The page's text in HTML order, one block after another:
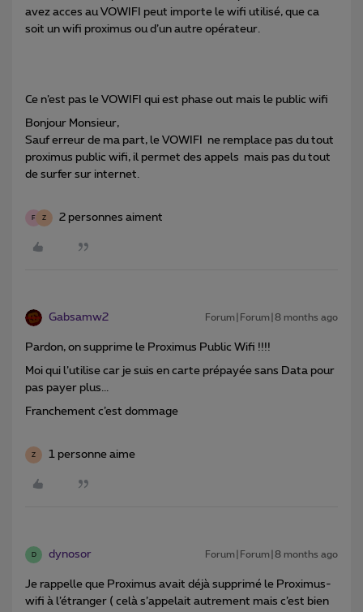
avez acces au VOWIFI peut importe le wifi utilisé, que ca
soit un wifi proximus ou d’un autre opérateur.
Ce n’est pas le VOWIFI qui est phase out mais le public wifi
Bonjour Monsieur,
Sauf erreur de ma part, le VOWIFI ne remplace pas du tout
proximus public wifi, il permet des appels mais pas du tout
de surfer sur internet.
F Z 2 personnes aiment
Gabsamw2 Forum|Forum|8 months ago
Pardon, on supprime le Proximus Public Wifi !!!!
Moi qui l’utilise car je suis en carte prépayée sans Data pour
pas payer plus...
Franchement c’est dommage
Z 1 personne aime
D dynosor Forum|Forum|8 months ago
Je rappelle que Proximus avait déjà supprimé le Proximus-
wifi à l’étranger ( celà s’appelait autrement mais c’est bien